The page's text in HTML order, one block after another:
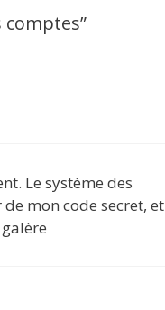
comptes”
Le système des
mon code secret, et